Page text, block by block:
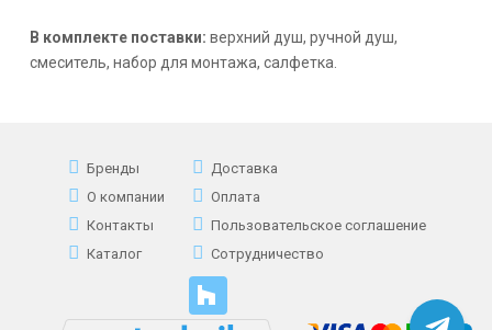
В комплекте поставки: верхний душ, ручной душ,
смеситель, набор для монтажа, салфетка.
Бренды
О компании
Контакты
Каталог
Доставка
Оплата
Пользовательское соглашение
Сотрудничество